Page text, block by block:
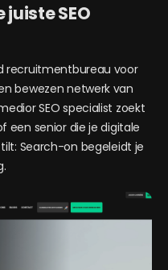
SEO
recruitmentbureau voor
bewezen netwerk van
SEO specialist zoekt
een senior die je digitale
Search-on begeleidt je